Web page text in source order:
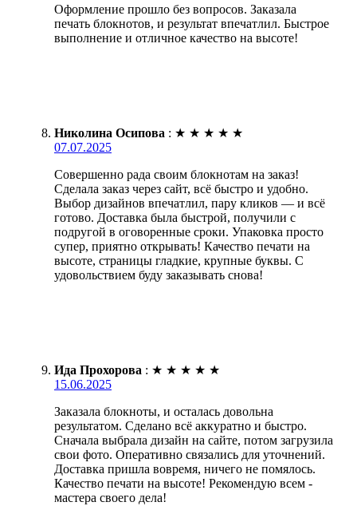
Оформление прошло без вопросов. Заказала
печать блокнотов, и результат впечатлил. Быстрое
выполнение и отличное качество на высоте!
Николина Осипова : ★ ★ ★ ★ ★
07.07.2025
Совершенно рада своим блокнотам на заказ!
Сделала заказ через сайт, всё быстро и удобно.
Выбор дизайнов впечатлил, пару кликов — и всё
готово. Доставка была быстрой, получили с
подругой в оговоренные сроки. Упаковка просто
супер, приятно открывать! Качество печати на
высоте, страницы гладкие, крупные буквы. С
удовольствием буду заказывать снова!
Ида Прохорова : ★ ★ ★ ★ ★
15.06.2025
Заказала блокноты, и осталась довольна
результатом. Сделано всё аккуратно и быстро.
Сначала выбрала дизайн на сайте, потом загрузила
свои фото. Оперативно связались для уточнений.
Доставка пришла вовремя, ничего не помялось.
Качество печати на высоте! Рекомендую всем -
мастера своего дела!